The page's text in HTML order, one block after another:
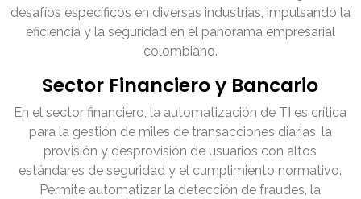
desafíos específicos en diversas industrias, impulsando la
eficiencia y la seguridad en el panorama empresarial
colombiano.
Sector Financiero y Bancario
En el sector financiero, la automatización de TI es crítica
para la gestión de miles de transacciones diarias, la
provisión y desprovisión de usuarios con altos
estándares de seguridad y el cumplimiento normativo.
Permite automatizar la detección de fraudes, la